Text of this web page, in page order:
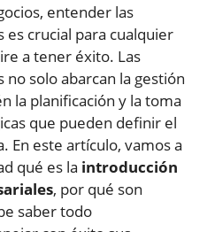
entender las
crucial para cualquier
a tener éxito. Las
solo abarcan la gestión
la planificación y la toma
que pueden definir el
En este artículo, vamos a
qué es la introducción
, por qué son
saber todo